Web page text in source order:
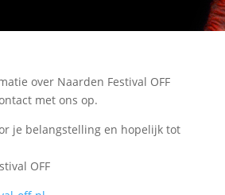
over Naarden Festival OFF
met ons op.
je belangstelling en hopelijk tot
OFF